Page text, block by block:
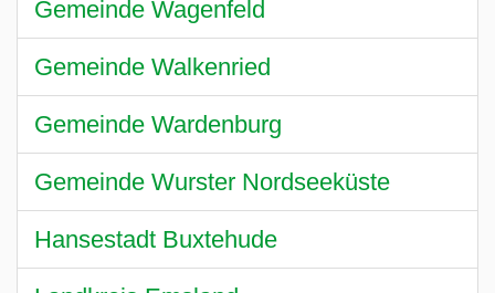
Gemeinde Wagenfeld
Gemeinde Walkenried
Gemeinde Wardenburg
Gemeinde Wurster Nordseeküste
Hansestadt Buxtehude